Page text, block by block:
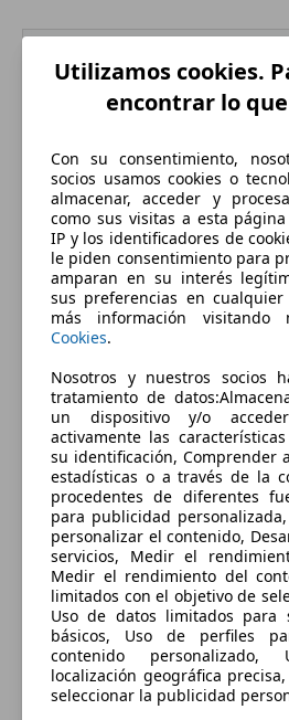
Peugeot 2008 1.6 BlueHDI
€ 6.999,-
126.900 km
07/2016
73 kW (99 CV)
Ocasión
- (Propietarios)
Diésel
3,7 l/100 km (mixto)1 - (g/km)
Vendedor, ES-46181 BENISANÓ
Utilizamos cookies.
encontrar lo
Con su consentimiento,
socios usamos cookies o
almacenar, acceder y
como sus visitas a esta
IP y los identificadores de
le piden consentimiento para
amparan en su interés
sus preferencias en
más información visitando
Cookies.
Nosotros y nuestros socios
tratamiento de
un dispositivo y/o
activamente las
su identificación, Comprender
estadísticas o a través de la
procedentes de diferentes
para publicidad
personalizar el contenido,
servicios, Medir el
Medir el rendimiento del
limitados con el objetivo de
Uso de datos limitados para
básicos, Uso de perfiles
contenido
localización geográfica
seleccionar la publicidad